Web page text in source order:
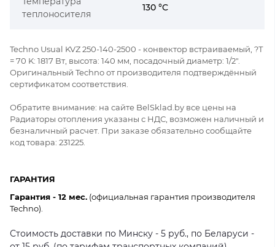
теплоносителя
130 °C
Techno Usual KVZ 250-140-2500 - конвектор встраиваемый, ?Т
= 70 K: 1817 Вт, высота: 140 мм, посадочный диаметр: 1/2".
Оригинальный Techno от производителя подтверждённый
сертификатом соответствия.
Обратите внимание: на сайте BelSklad.by все цены на
Радиаторы отопления указаны с НДС, возможен наличный и
безналичный расчет. При заказе обязательно сообщайте
код товара: 231225.
ГАРАНТИЯ
Гарантия - 12 мес. (официальная гарантия производителя
Techno).
Стоимость доставки по Минску - 5 руб., по Беларуси -